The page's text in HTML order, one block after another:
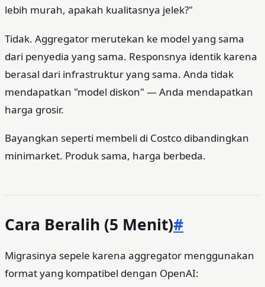
lebih murah, apakah kualitasnya jelek?"
Tidak. Aggregator merutekan ke model yang sama
dari penyedia yang sama. Responsnya identik karena
berasal dari infrastruktur yang sama. Anda tidak
mendapatkan "model diskon" — Anda mendapatkan
harga grosir.
Bayangkan seperti membeli di Costco dibandingkan
minimarket. Produk sama, harga berbeda.
Cara Beralih (5 Menit)#
Migrasinya sepele karena aggregator menggunakan
format yang kompatibel dengan OpenAI: